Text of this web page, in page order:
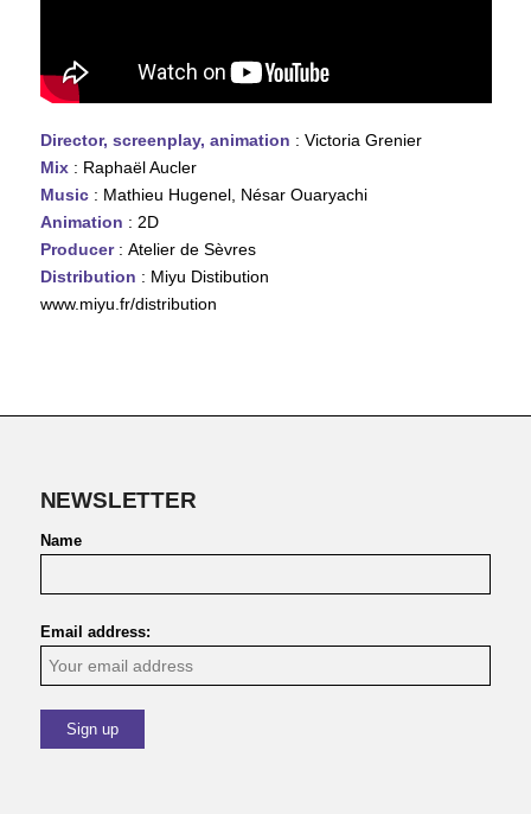
Director, screenplay, animation : Victoria Grenier
Mix: Raphaël Aucler
Music: Mathieu Hugenel, Nésar Ouaryachi
Animation : 2D
Producer: Atelier de Sèvres
Distribution : Miyu Distibution
www.miyu.fr/distribution
NEWSLETTER
Name
Email address: